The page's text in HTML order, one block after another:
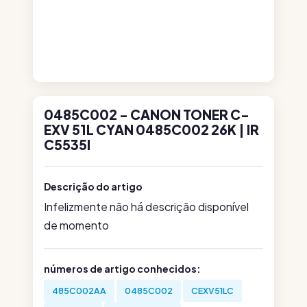
0485C002 - CANON TONER C-
EXV 51L CYAN 0485C002 26K | IR
C5535I
Descrição do artigo
Infelizmente não há descrição disponível
de momento
números de artigo conhecidos:
485C002AA 0485C002 CEXV51LC